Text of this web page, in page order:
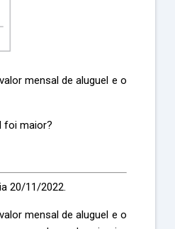
mensal de aluguel e o
foi maior?
20/11/2022.
mensal de aluguel e o